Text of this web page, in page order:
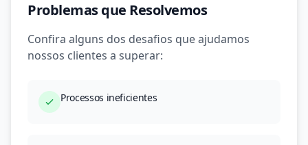
Problemas que Resolvemos
Confira alguns dos desafios que ajudamos
nossos clientes a superar:
Processos ineficientes